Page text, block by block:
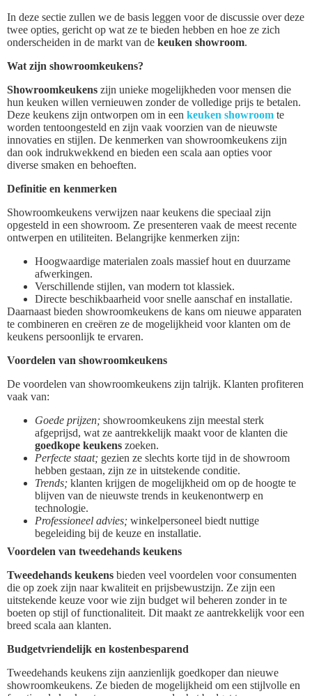
In deze sectie zullen we de basis leggen voor de discussie over deze
twee opties, gericht op wat ze te bieden hebben en hoe ze zich
onderscheiden in de markt van de keuken showroom.
Wat zijn showroomkeukens?
Showroomkeukens zijn unieke mogelijkheden voor mensen die
hun keuken willen vernieuwen zonder de volledige prijs te betalen.
Deze keukens zijn ontworpen om in een keuken showroom te
worden tentoongesteld en zijn vaak voorzien van de nieuwste
innovaties en stijlen. De kenmerken van showroomkeukens zijn
dan ook indrukwekkend en bieden een scala aan opties voor
diverse smaken en behoeften.
Definitie en kenmerken
Showroomkeukens verwijzen naar keukens die speciaal zijn
opgesteld in een showroom. Ze presenteren vaak de meest recente
ontwerpen en utiliteiten. Belangrijke kenmerken zijn:
Hoogwaardige materialen zoals massief hout en duurzame
afwerkingen.
Verschillende stijlen, van modern tot klassiek.
Directe beschikbaarheid voor snelle aanschaf en installatie.
Daarnaast bieden showroomkeukens de kans om nieuwe apparaten
te combineren en creëren ze de mogelijkheid voor klanten om de
keukens persoonlijk te ervaren.
Voordelen van showroomkeukens
De voordelen van showroomkeukens zijn talrijk. Klanten profiteren
vaak van:
Goede prijzen; showroomkeukens zijn meestal sterk
afgeprijsd, wat ze aantrekkelijk maakt voor de klanten die
goedkope keukens zoeken.
Perfecte staat; gezien ze slechts korte tijd in de showroom
hebben gestaan, zijn ze in uitstekende conditie.
Trends; klanten krijgen de mogelijkheid om op de hoogte te
blijven van de nieuwste trends in keukenontwerp en
technologie.
Professioneel advies; winkelpersoneel biedt nuttige
begeleiding bij de keuze en installatie.
Voordelen van tweedehands keukens
Tweedehands keukens bieden veel voordelen voor consumenten
die op zoek zijn naar kwaliteit en prijsbewustzijn. Ze zijn een
uitstekende keuze voor wie zijn budget wil beheren zonder in te
boeten op stijl of functionaliteit. Dit maakt ze aantrekkelijk voor een
breed scala aan klanten.
Budgetvriendelijk en kostenbesparend
Tweedehands keukens zijn aanzienlijk goedkoper dan nieuwe
showroomkeukens. Ze bieden de mogelijkheid om een stijlvolle en